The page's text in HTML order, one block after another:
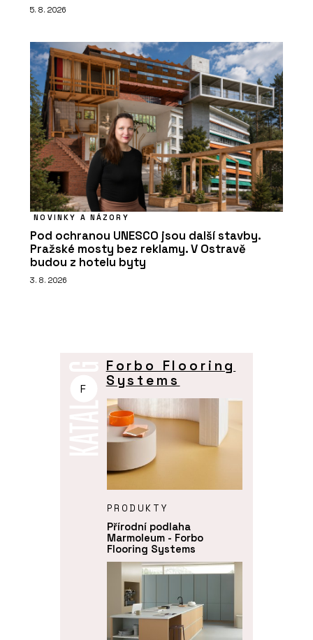
5. 8. 2026
NOVINKY A NÁZORY
Pod ochranou UNESCO jsou další stavby.
Pražské mosty bez reklamy. V Ostravě
budou z hotelu byty
3. 8. 2026
F
Forbo Flooring
Systems
PRODUKTY
Přírodní podlaha
Marmoleum - Forbo
Flooring Systems